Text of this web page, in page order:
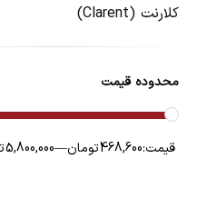
کلارنت (Clarent)
محدوده قیمت
قیمت:468,600 تومان —5,800,000 تومان